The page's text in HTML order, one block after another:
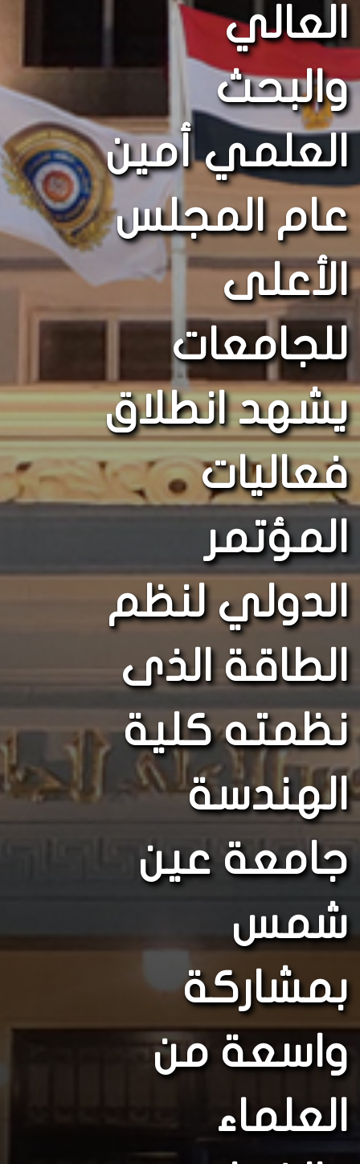
العالي
والبحث
العلمي أمين
عام المجلس
الأعلى
للجامعات
يشهد انطلاق
فعاليات
المؤتمر
الدولي لنظم
الطاقة الذى
نظمته كلية
الهندسة
جامعة عين
شمس
بمشاركة
واسعة من
العلماء